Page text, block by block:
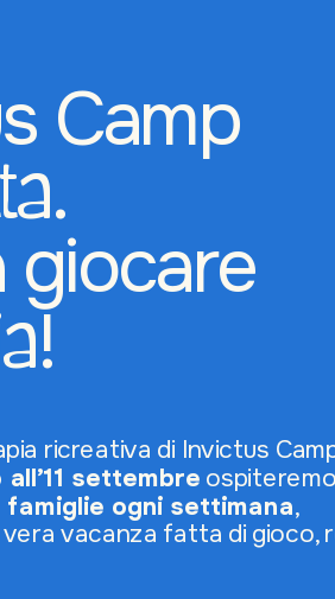
Camp
.
giocare
!
ricreativa di Invictus
settembre ospiteremo
famiglie ogni settimana,
vacanza fatta di gioco,